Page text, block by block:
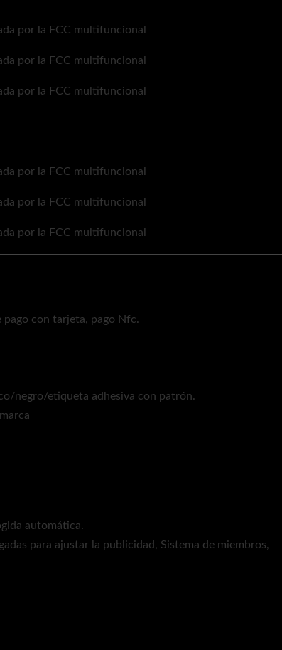
pago con tarjeta, pago Nfc.
negro/etiqueta adhesiva con patrón.
automática.
para ajustar la publicidad, Sistema de miembros,